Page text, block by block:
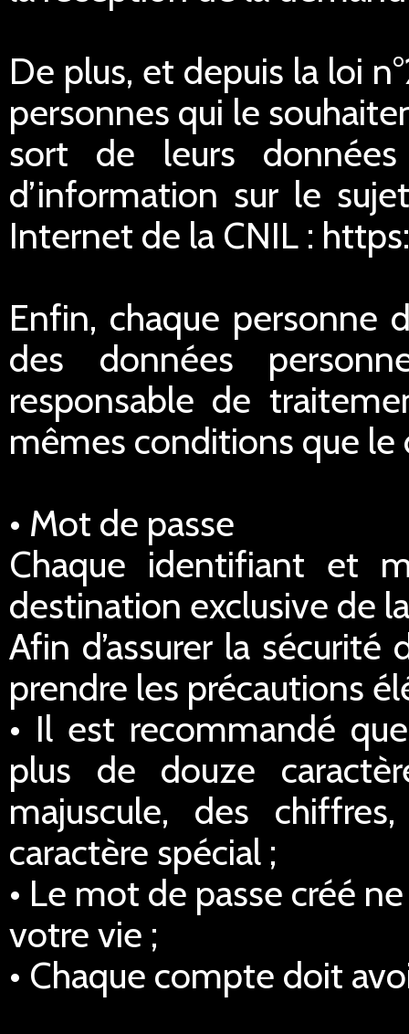
De plus, et depuis la loi
personnes qui le
sort de leurs
d’information sur le
Internet de la CNIL :
Enfin, chaque personne
des données
responsable de
mêmes conditions que le
• Mot de passe
Chaque identifiant et
destination exclusive de
Afin d’assurer la
prendre les précautions
• Il est recommandé
plus de douze
majuscule, des
caractère spécial ;
• Le mot de passe créé
votre vie ;
• Chaque compte doit